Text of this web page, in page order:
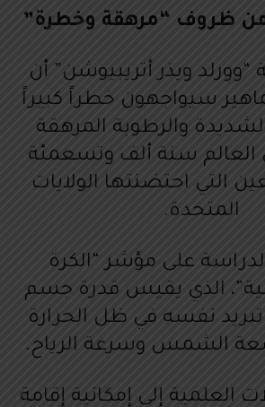
ظروف “مرهقة وخطرة”
ويذر أتريبيوشن” أن
سيواجهون خطراً كبيراً
والرطوبة المرهقة
العالم سنة ألف وتسعمئة
التي احتضنتها الولايات
المتحدة.
على مؤشر “الكرة
الذي يقيس قدرة جسم
نفسه في ظل الحرارة
الشمس وسرعة الرياح.
العلمية إلى إمكانية إقامة